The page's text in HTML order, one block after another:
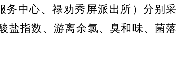
中心、禄劝秀屏派出所） 分别 采
盐指数、游离余氯、臭和味、菌落